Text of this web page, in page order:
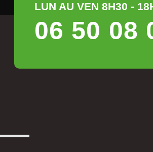
LUN AU VEN 8H30 -
06 50 08